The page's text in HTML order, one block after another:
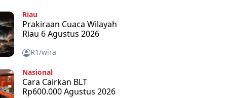
Riau
Prakiraan Cuaca Wilayah
Riau 6 Agustus 2026
R1/wira
Nasional
Cara Cairkan BLT
Rp600.000 Agustus 2026